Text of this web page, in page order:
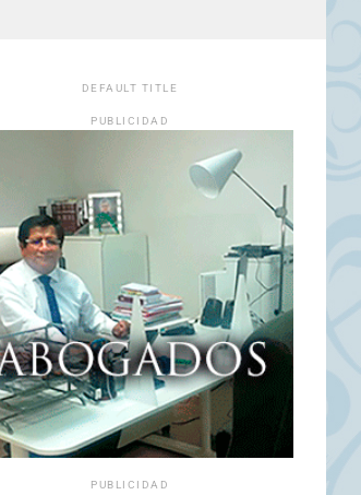
DEFAULT TITLE
PUBLICIDAD
PUBLICIDAD